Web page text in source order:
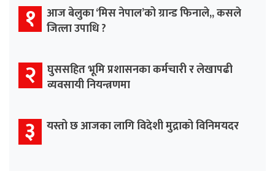
१ आज बेलुका ‘मिस नेपाल’को ग्रान्ड फिनाले,, कसले
जित्ला उपाधि ?
२ घुससहित भूमि प्रशासनका कर्मचारी र लेखापढी
व्यवसायी नियन्त्रणमा
३ यस्तो छ आजका लागि विदेशी मुद्राको विनिमयदर